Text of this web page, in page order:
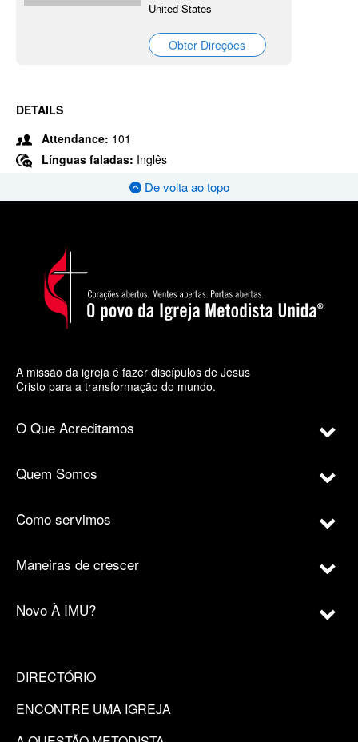
United States
Obter Direções
DETAILS
Attendance: 101
Línguas faladas: Inglês
De volta ao topo
A missão da igreja é fazer discípulos de Jesus
Cristo para a transformação do mundo.
O Que Acreditamos
Quem Somos
Como servimos
Maneiras de crescer
Novo À IMU?
DIRECTÓRIO
ENCONTRE UMA IGREJA